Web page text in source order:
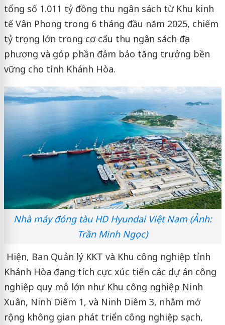
tổng số 1.011 tỷ đồng thu ngân sách từ Khu kinh
tế Vân Phong trong 6 tháng đầu năm 2025, chiếm
tỷ trọng lớn trong cơ cấu thu ngân sách địa
phương và góp phần đảm bảo tăng trưởng bền
vững cho tỉnh Khánh Hòa.
Nhà máy đóng tàu HD Hyundai Việt Nam (Ảnh:
Trần Minh Ngọc)
Hiện, Ban Quản lý KKT và Khu công nghiệp tỉnh
Khánh Hòa đang tích cực xúc tiến các dự án công
nghiệp quy mô lớn như Khu công nghiệp Ninh
Xuân, Ninh Diêm 1, và Ninh Diêm 3, nhằm mở
rộng không gian phát triển công nghiệp sạch,